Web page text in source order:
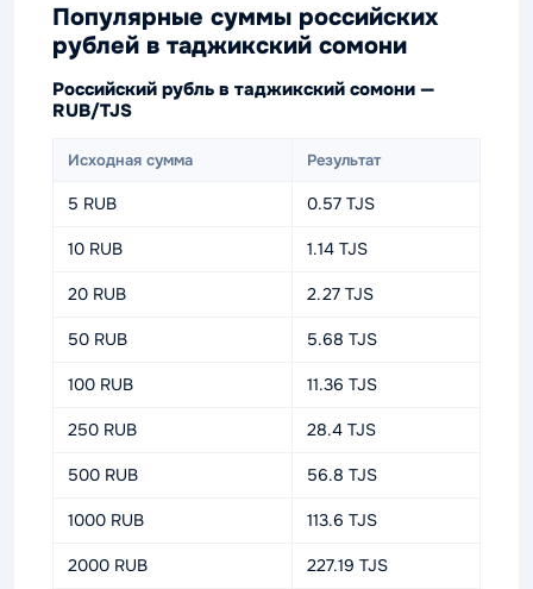
Популярные суммы российских
рублей в таджикский сомони
Российский рубль в таджикский сомони —
RUB/TJS
Исходная сумма Результат
5 RUB 0.57 TJS
10 RUB 1.14 TJS
20 RUB 2.27 TJS
50 RUB 5.68 TJS
100 RUB 11.36 TJS
250 RUB 28.4 TJS
500 RUB 56.8 TJS
1000 RUB 113.6 TJS
2000 RUB 227.19 TJS